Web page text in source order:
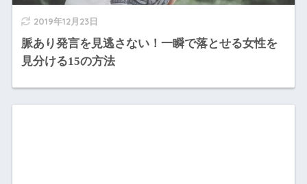
2019年12月23日
脈あり発言を見逃さない！一瞬で落とせる女性を
見分ける15の方法